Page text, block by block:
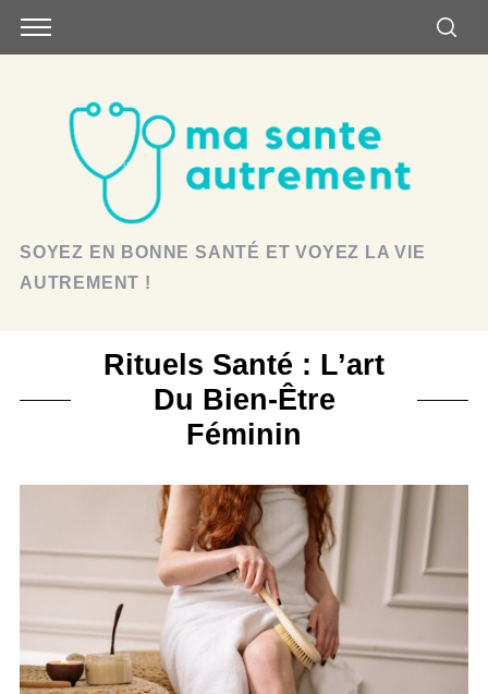
SOYEZ EN BONNE SANTÉ ET VOYEZ LA VIE
AUTREMENT !
Rituels Santé : L’art
Du Bien-Être
Féminin